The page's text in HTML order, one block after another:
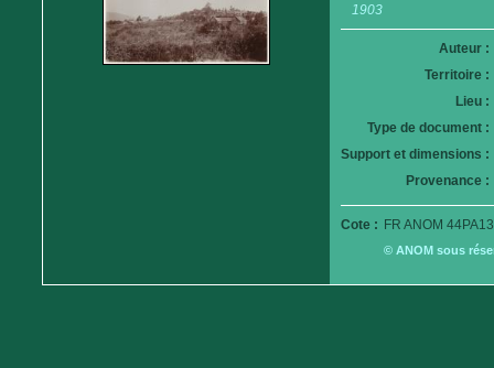
1903
Auteur :
Territoire :
Lieu :
Type de document :
Support et dimensions :
Provenance :
Cote : FR ANOM
© ANOM sous